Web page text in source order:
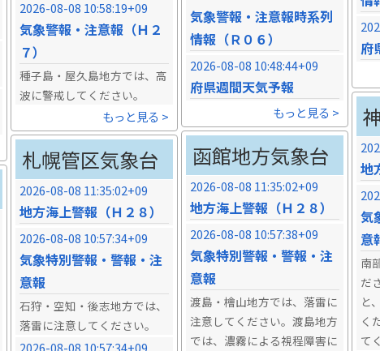
2026-08-08 10:58:19+09
気象警報・注意報（Ｈ２
７）
種子島・屋久島地方では、高
波に警戒してください。
もっと見る >
府
気象警報・注意報時系列
情報（Ｒ０６）
2026-08-08 10:48:44+09
府県週間天気予報
もっと見る >
地
気
意
南
だ
と
く
て
函館地方気象台
2026-08-08 11:35:02+09
地方海上警報（Ｈ２８）
2026-08-08 10:57:38+09
気象特別警報・警報・注
意報
渡島・檜山地方では、落雷に
注意してください。渡島地方
では、濃霧による視程障害に
札幌管区気象台
2026-08-08 11:35:02+09
地方海上警報（Ｈ２８）
2026-08-08 10:57:34+09
気象特別警報・警報・注
意報
石狩・空知・後志地方では、
落雷に注意してください。
2026-08-08 10:57:34+09